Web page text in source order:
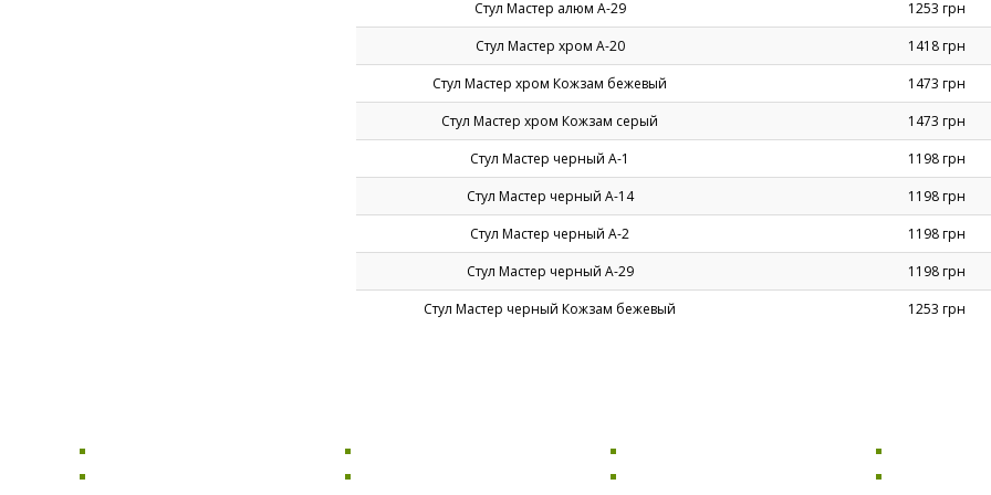
Стул Мастер алюм А-29
1253 грн
Стул Мастер хром А-20
1418 грн
Стул Мастер хром Кожзам бежевый
1473 грн
Стул Мастер хром Кожзам серый
1473 грн
Стул Мастер черный А-1
1198 грн
Стул Мастер черный А-14
1198 грн
Стул Мастер черный А-2
1198 грн
Стул Мастер черный А-29
1198 грн
Стул Мастер черный Кожзам бежевый
1253 грн